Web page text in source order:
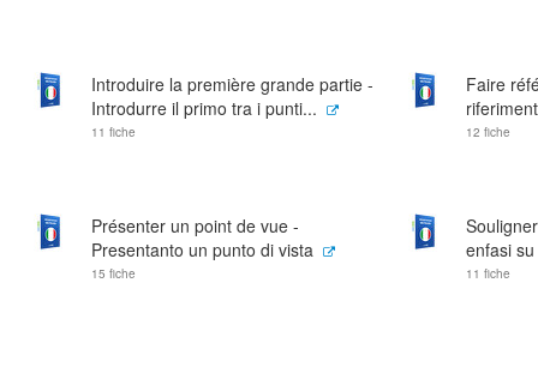
Introduire la première grande partie -
Introdurre il primo tra i punti...
11 fiche
Faire
12 fiche
Présenter un point de vue -
Presentanto un punto di vista
15 fiche
enfasi
11 fiche